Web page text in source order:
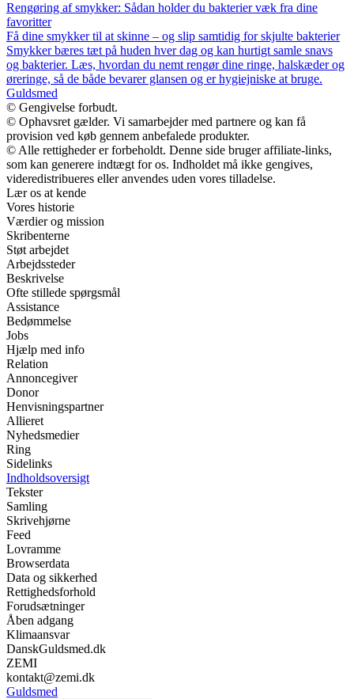
Rengøring af smykker: Sådan holder du bakterier væk fra dine
favoritter
Få dine smykker til at skinne – og slip samtidig for skjulte bakterier
Smykker bæres tæt på huden hver dag og kan hurtigt samle snavs
og bakterier. Læs, hvordan du nemt rengør dine ringe, halskæder og
øreringe, så de både bevarer glansen og er hygiejniske at bruge.
Guldsmed
© Gengivelse forbudt.
© Ophavsret gælder. Vi samarbejder med partnere og kan få
provision ved køb gennem anbefalede produkter.
© Alle rettigheder er forbeholdt. Denne side bruger affiliate-links,
som kan generere indtægt for os. Indholdet må ikke gengives,
videredistribueres eller anvendes uden vores tilladelse.
Lær os at kende
Vores historie
Værdier og mission
Skribenterne
Støt arbejdet
Arbejdssteder
Beskrivelse
Ofte stillede spørgsmål
Assistance
Bedømmelse
Jobs
Hjælp med info
Relation
Annoncegiver
Donor
Henvisningspartner
Allieret
Nyhedsmedier
Ring
Sidelinks
Indholdsoversigt
Tekster
Samling
Skrivehjørne
Feed
Lovramme
Browserdata
Data og sikkerhed
Rettighedsforhold
Forudsætninger
Åben adgang
Klimaansvar
DanskGuldsmed.dk
ZEMI
kontakt@zemi.dk
Guldsmed